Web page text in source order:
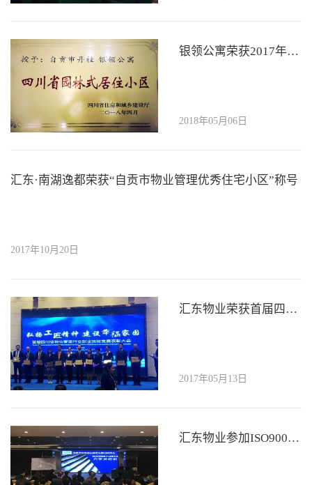
银领公寓荣获2017年度四川省园林式居住小区
2018年05月06日
汇东·南湖逸都荣获“自贡市物业管理优秀住宅小区”称号
2017年10月20日
汇东物业荣获首届四川省物业管理行业 “优秀组织奖”
2017年05月13日
汇东物业参加ISO9001和ISO14001双体系标准换版及内审员培训